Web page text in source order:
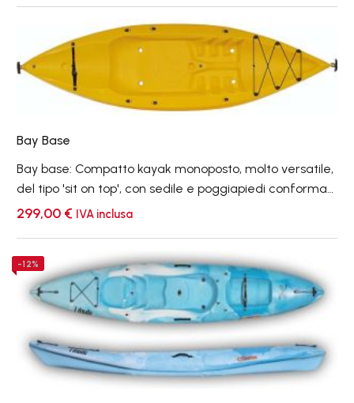
prezzo:
da
769,00 €
a
809,00 €
Bay
Bay Base
Bay base: Compatto kayak monoposto, molto versatile,
del tipo 'sit on top', con sedile e poggiapiedi conformati
in coperta; adatto all’uso marino, nelle brevi escursioni,
299,00 € IVA inclusa
Shark
Base
-12%